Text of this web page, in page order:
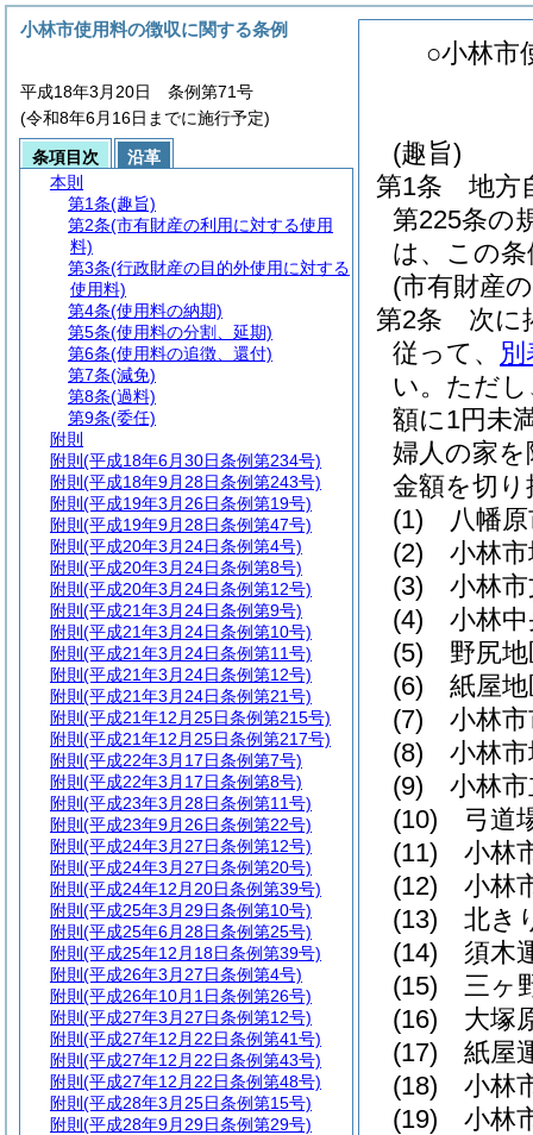
○小林市
(趣旨)
第1条
地方
第225条の
は、この
(市有財産
第2条
次に
従って、 別
い。 ただ
額に1円未
婦人の家を
金額を切
(1)
八幡
(2)
小林
(3)
小林
(4)
小林
(5)
野尻
(6)
紙屋
(7)
小林
(8)
小林
(9)
小林
(10)
弓道
(11)
小林
(12)
小林
(13)
北き
(14)
須木
(15)
三ヶ
(16)
大塚
(17)
紙屋
(18)
小林
(19)
小林
小林市使用料の徴収に関する条例
平成18年3月20日 条例第71号
(令和8年6月16日までに施行予定)
条項目次
沿革
本則
第1条(趣旨)
第2条(市有財産の利用に対する使用
料)
第3条(行政財産の目的外使用に対する
使用料)
第4条(使用料の納期)
第5条(使用料の分割、延期)
第6条(使用料の追徴、還付)
第7条(減免)
第8条(過料)
第9条(委任)
附則
附則 (平成18年6月30日条例第234号)
附則 (平成18年9月28日条例第243号)
附則 (平成19年3月26日条例第19号)
附則 (平成19年9月28日条例第47号)
附則 (平成20年3月24日条例第4号)
附則 (平成20年3月24日条例第8号)
附則 (平成20年3月24日条例第12号)
附則 (平成21年3月24日条例第9号)
附則 (平成21年3月24日条例第10号)
附則 (平成21年3月24日条例第11号)
附則 (平成21年3月24日条例第12号)
附則 (平成21年3月24日条例第21号)
附則 (平成21年12月25日条例第215号)
附則 (平成21年12月25日条例第217号)
附則 (平成22年3月17日条例第7号)
附則 (平成22年3月17日条例第8号)
附則 (平成23年3月28日条例第11号)
附則 (平成23年9月26日条例第22号)
附則 (平成24年3月27日条例第12号)
附則 (平成24年3月27日条例第20号)
附則 (平成24年12月20日条例第39号)
附則 (平成25年3月29日条例第10号)
附則 (平成25年6月28日条例第25号)
附則 (平成25年12月18日条例第39号)
附則 (平成26年3月27日条例第4号)
附則 (平成26年10月1日条例第26号)
附則 (平成27年3月27日条例第12号)
附則 (平成27年12月22日条例第41号)
附則 (平成27年12月22日条例第43号)
附則 (平成27年12月22日条例第48号)
附則 (平成28年3月25日条例第15号)
附則 (平成28年9月29日条例第29号)